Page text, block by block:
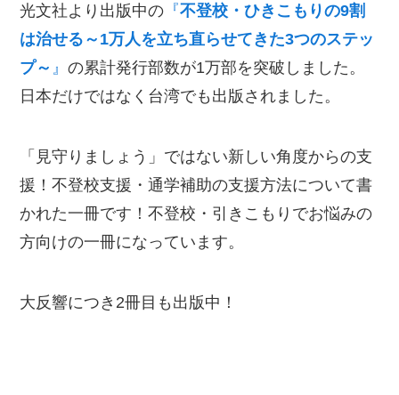
光文社より出版中の 『不登校・ひきこもりの9割
は治せる～1万人を立ち直らせてきた3つのステッ
プ～ 』の累計発行部数が1万部を突破しました。
日本だけではなく台湾でも出版されました。
「見守りましょう」ではない新しい角度からの支
援！不登校支援・通学補助の支援方法について書
かれた一冊です！不登校・引きこもりでお悩みの
方向けの一冊になっています。
大反響につき2冊目も出版中！